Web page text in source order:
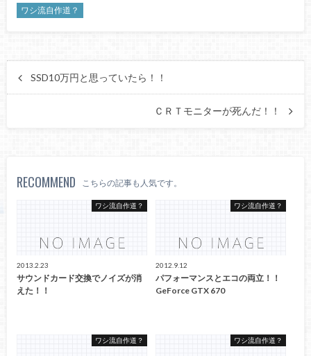
ワシ流自作道？
SSD10万円と思っていたら！！
ＣＲＴモニターが死んだ！！
RECOMMEND こちらの記事も人気です。
ワシ流自作道？
2013.2.23
サウンドカード交換でノイズが消
えた！！
ワシ流自作道？
2012.9.12
パフォーマンスとエコの両立！！
GeForce GTX 670
ワシ流自作道？ ワシ流自作道？